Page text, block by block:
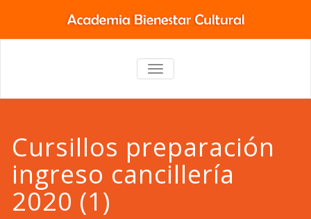
TOGGLE
NAVIGATION
Cursillos preparación
ingreso cancillería
2020 (1)